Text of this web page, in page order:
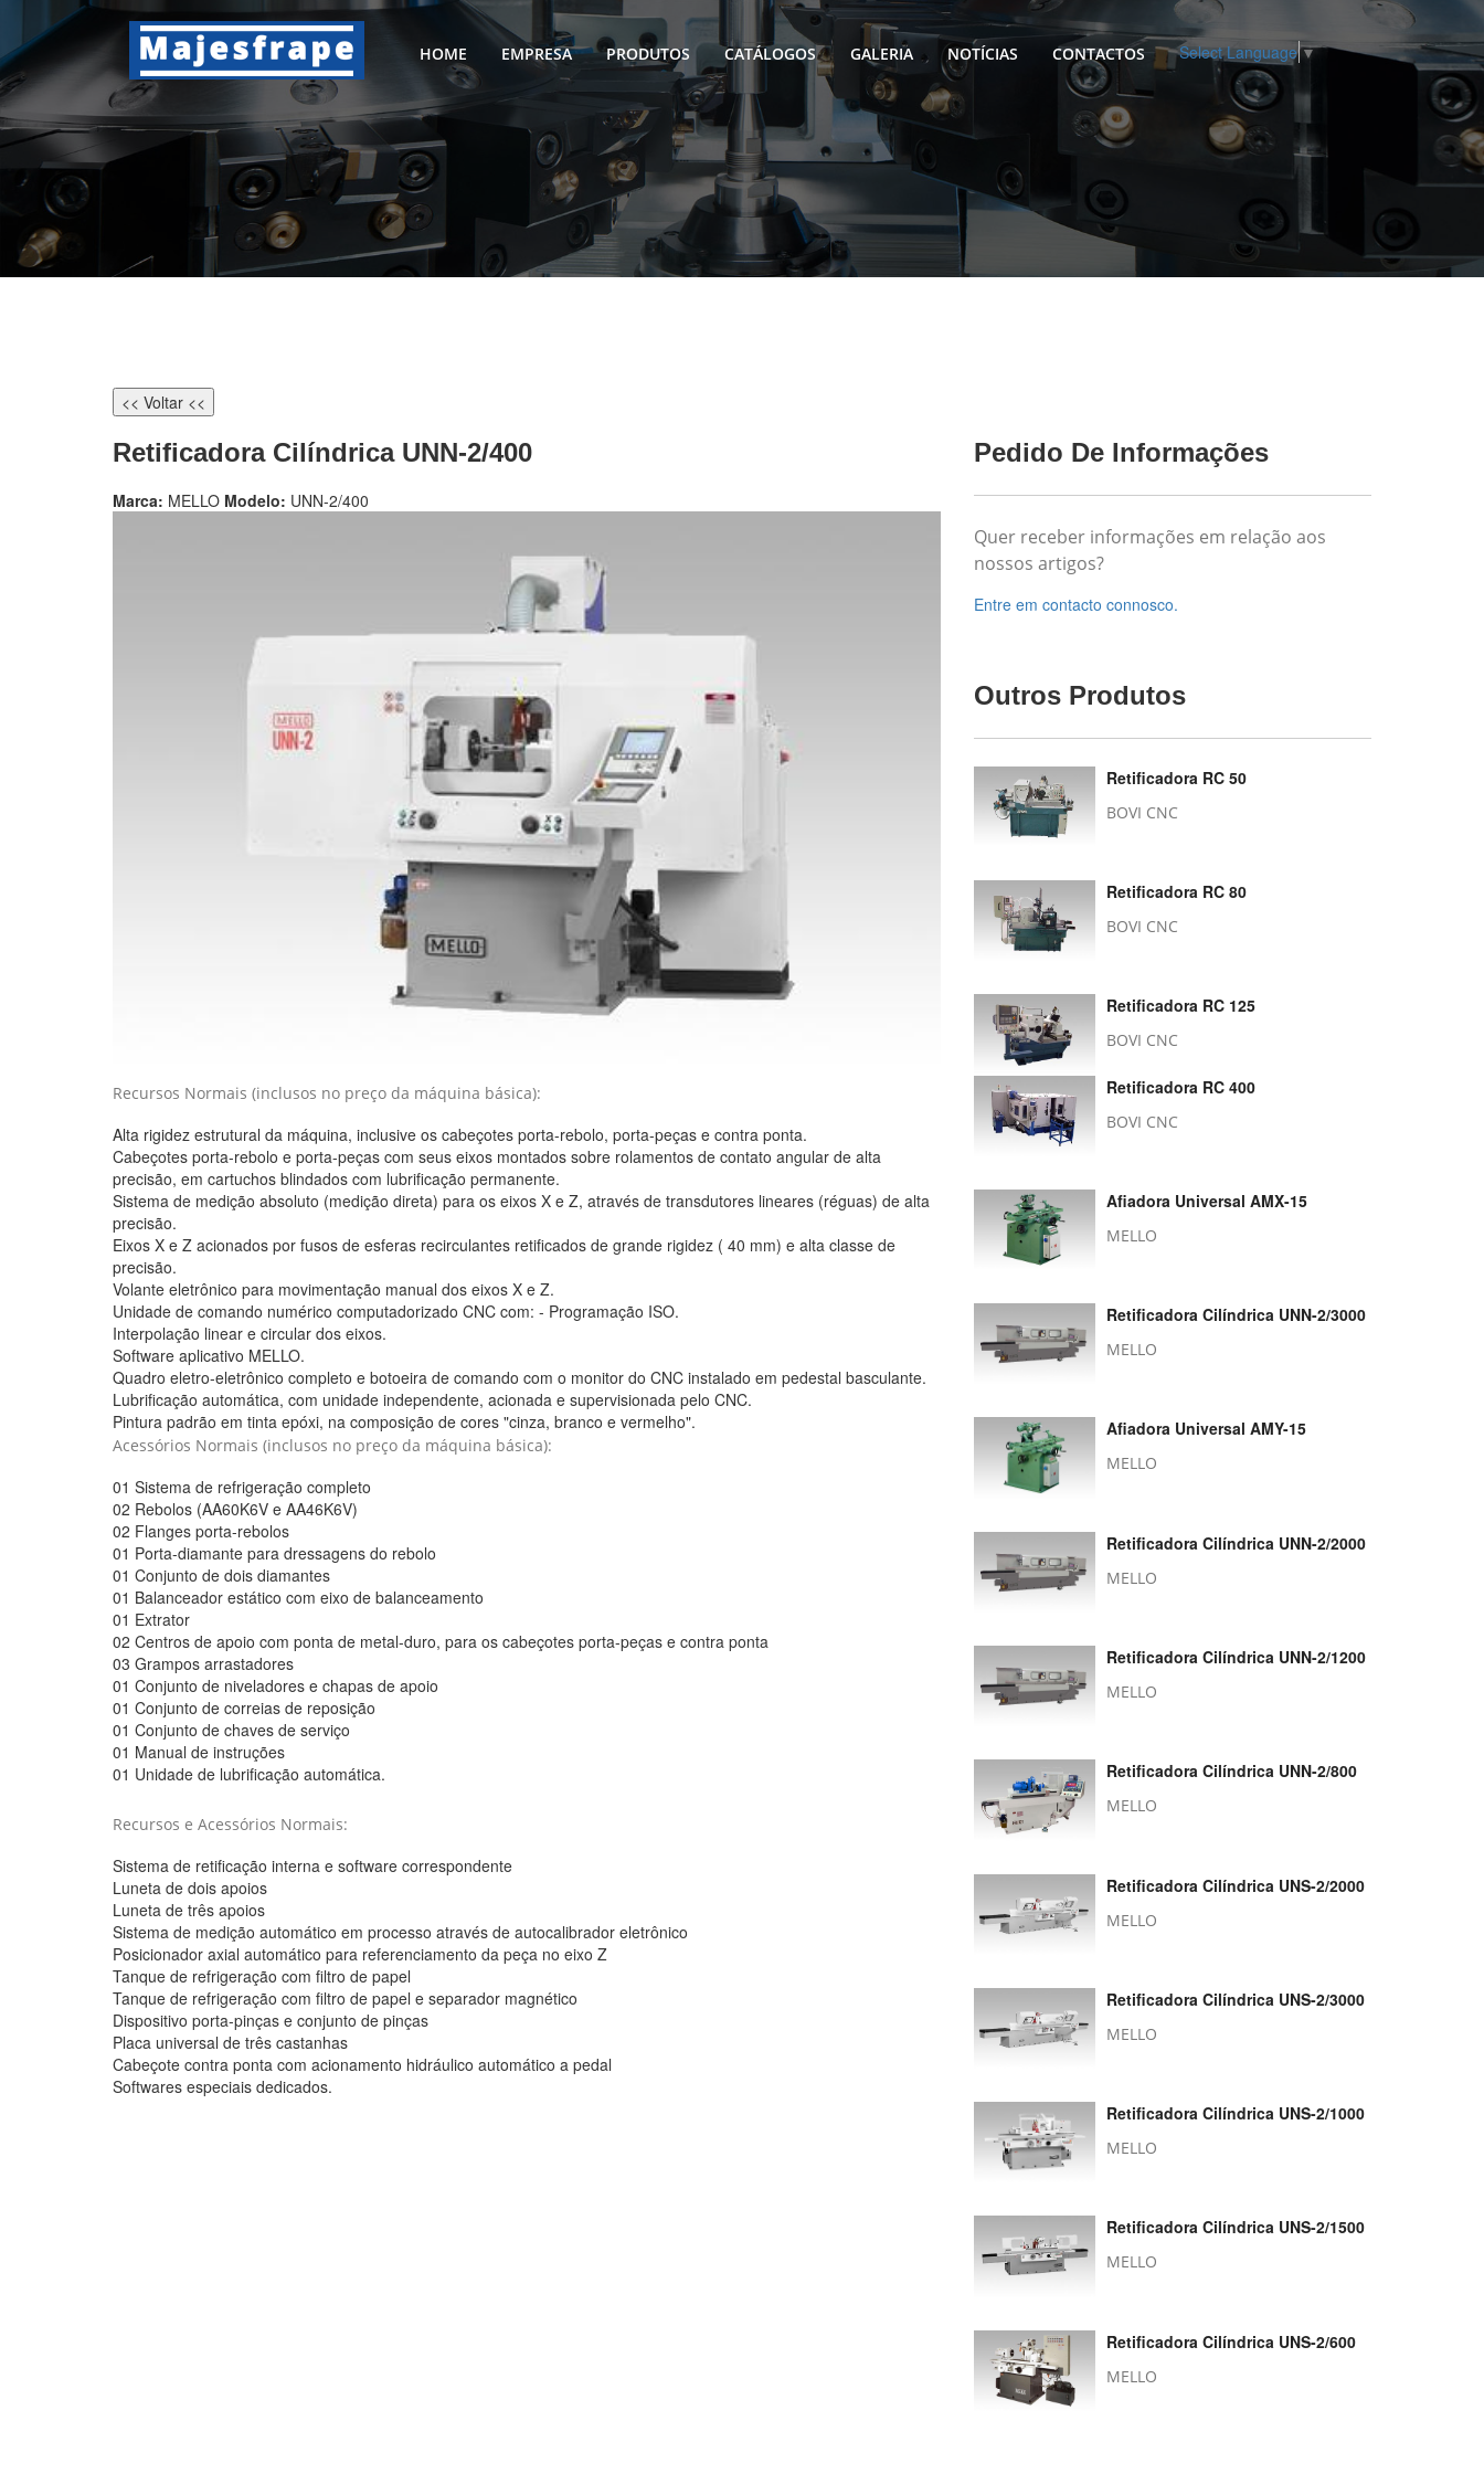
HOME EMPRESA PRODUTOS CATÁLOGOS GALERIA NOTÍCIAS CONTACTOS Select Language▼
<< Voltar <<
Retificadora Cilíndrica UNN-2/400
Marca: MELLO Modelo: UNN-2/400
Recursos Normais (inclusos no preço da máquina básica):
Alta rigidez estrutural da máquina, inclusive os cabeçotes porta-rebolo, porta-peças e contra ponta.
Cabeçotes porta-rebolo e porta-peças com seus eixos montados sobre rolamentos de contato angular de alta
precisão, em cartuchos blindados com lubrificação permanente.
Sistema de medição absoluto (medição direta) para os eixos X e Z, através de transdutores lineares (réguas) de alta
precisão.
Eixos X e Z acionados por fusos de esferas recirculantes retificados de grande rigidez ( 40 mm) e alta classe de
precisão.
Volante eletrônico para movimentação manual dos eixos X e Z.
Unidade de comando numérico computadorizado CNC com: - Programação ISO.
Interpolação linear e circular dos eixos.
Software aplicativo MELLO.
Quadro eletro-eletrônico completo e botoeira de comando com o monitor do CNC instalado em pedestal basculante.
Lubrificação automática, com unidade independente, acionada e supervisionada pelo CNC.
Pintura padrão em tinta epóxi, na composição de cores "cinza, branco e vermelho".
Acessórios Normais (inclusos no preço da máquina básica):
01 Sistema de refrigeração completo
02 Rebolos (AA60K6V e AA46K6V)
02 Flanges porta-rebolos
01 Porta-diamante para dressagens do rebolo
01 Conjunto de dois diamantes
01 Balanceador estático com eixo de balanceamento
01 Extrator
02 Centros de apoio com ponta de metal-duro, para os cabeçotes porta-peças e contra ponta
03 Grampos arrastadores
01 Conjunto de niveladores e chapas de apoio
01 Conjunto de correias de reposição
01 Conjunto de chaves de serviço
01 Manual de instruções
01 Unidade de lubrificação automática.
Recursos e Acessórios Normais:
Sistema de retificação interna e software correspondente
Luneta de dois apoios
Luneta de três apoios
Sistema de medição automático em processo através de autocalibrador eletrônico
Posicionador axial automático para referenciamento da peça no eixo Z
Tanque de refrigeração com filtro de papel
Tanque de refrigeração com filtro de papel e separador magnético
Dispositivo porta-pinças e conjunto de pinças
Placa universal de três castanhas
Cabeçote contra ponta com acionamento hidráulico automático a pedal
Softwares especiais dedicados.
Pedido De Informações
Quer receber informações em relação aos
nossos artigos?
Entre em contacto connosco.
Outros Produtos
Retificadora RC 50
BOVI CNC
Retificadora RC 80
BOVI CNC
Retificadora RC 125
BOVI CNC
Retificadora RC 400
BOVI CNC
Afiadora Universal AMX-15
MELLO
Retificadora Cilíndrica UNN-2/3000
MELLO
Afiadora Universal AMY-15
MELLO
Retificadora Cilíndrica UNN-2/2000
MELLO
Retificadora Cilíndrica UNN-2/1200
MELLO
Retificadora Cilíndrica UNN-2/800
MELLO
Retificadora Cilíndrica UNS-2/2000
MELLO
Retificadora Cilíndrica UNS-2/3000
MELLO
Retificadora Cilíndrica UNS-2/1000
MELLO
Retificadora Cilíndrica UNS-2/1500
MELLO
Retificadora Cilíndrica UNS-2/600
MELLO